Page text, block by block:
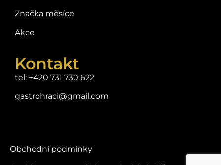
Značka měsíce
Akce
Kontakt
tel: +420 731 730 622
gastrohraci@gmail.com
Obchodní podmínky